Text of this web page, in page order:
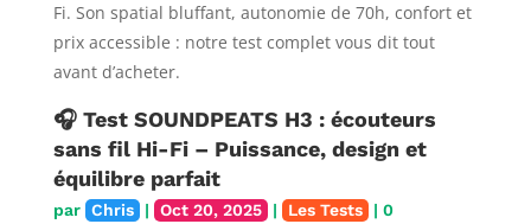
Fi. Son spatial bluffant, autonomie de 70h, confort et
prix accessible : notre test complet vous dit tout
avant d’acheter.
🎧 Test SOUNDPEATS H3 : écouteurs
sans fil Hi-Fi – Puissance, design et
équilibre parfait
par Chris | Oct 20, 2025 | Les Tests | 0